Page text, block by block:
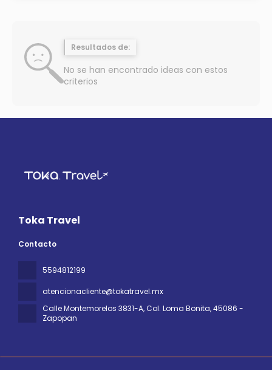
Resultados de:
No se han encontrado ideas con estos
criterios
Toka Travel
Contacto
5594812199
atencionacliente@tokatravel.mx
Calle Montemorelos 3831-A, Col. Loma Bonita, 45086 -
Zapopan